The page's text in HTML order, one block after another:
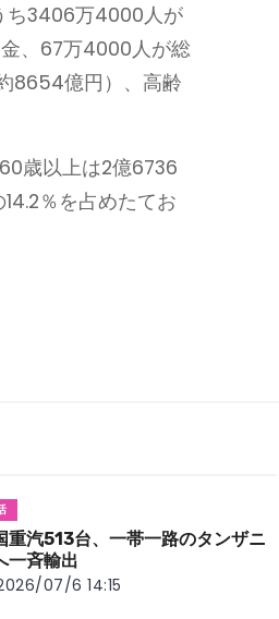
ち3406万4000人が
、67万4000人が総
8654億円）、高齢
歳以上は2億6736
％を占めたてお
重汽513台、一帯一路のタンザニ
一斉輸出
07/6 14:15